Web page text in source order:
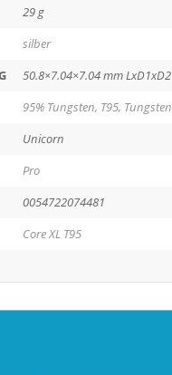
29 g
silber
50.8×7.04×7.04 mm LxD1xD2
95% Tungsten, T95, Tungsten
Unicorn
Pro
0054722074481
Core XL T95